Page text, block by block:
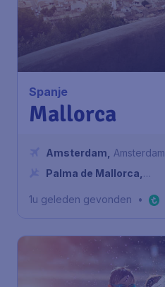
Spanje
Mallorca
Amsterdam
Amsterdam
Airport Schiphol
Palma de Mallorca
1u geleden gevonden •